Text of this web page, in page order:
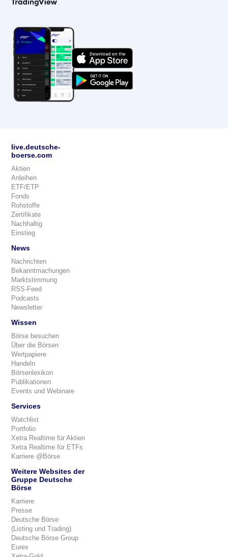
live.deutsche-
boerse.com
Aktien
Anleihen
ETF/ETP
Fonds
Rohstoffe
Zertifikate
Nachhaltig
Einstieg
News
Nachrichten
Bekanntmachungen
Marktstimmung
RSS-Feed
Podcasts
Newsletter
Wissen
Börse besuchen
Über die Börsen
Wertpapiere
Handeln
Börsenlexikon
Publikationen
Events und Webinare
Services
Watchlist
Portfolio
Xetra Realtime für Aktien
Xetra Realtime für ETFs
Karriere @Börse
Weitere Websites der
Gruppe Deutsche
Börse
Karriere
Presse
Deutsche Börse
(Listing und Trading)
Deutsche Börse Group
Eurex